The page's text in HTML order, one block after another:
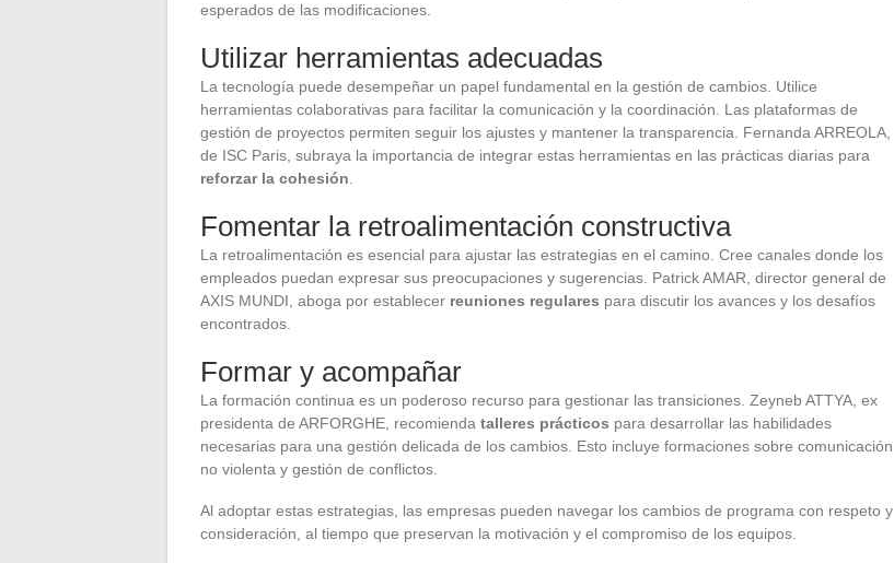
esperados de las modificaciones.
Utilizar herramientas adecuadas
La tecnología puede desempeñar un papel fundamental en la gestión de cambios. Utilice
herramientas colaborativas para facilitar la comunicación y la coordinación. Las plataformas de
gestión de proyectos permiten seguir los ajustes y mantener la transparencia. Fernanda ARREOLA,
de ISC Paris, subraya la importancia de integrar estas herramientas en las prácticas diarias para
reforzar la cohesión
Fomentar la retroalimentación constructiva
La retroalimentación es esencial para ajustar las estrategias en el camino. Cree canales donde los
empleados puedan expresar sus preocupaciones y sugerencias. Patrick AMAR, director general de
AXIS MUNDI, aboga por establecer reuniones regulares para discutir los avances y los desafíos
encontrados.
Formar y acompañar
La formación continua es un poderoso recurso para gestionar las transiciones. Zeyneb ATTYA, ex
presidenta de ARFORGHE, recomienda talleres prácticos para desarrollar las habilidades
necesarias para una gestión delicada de los cambios. Esto incluye formaciones sobre comunicación
no violenta y gestión de conflictos.
Al adoptar estas estrategias, las empresas pueden navegar los cambios de programa con respeto y
consideración, al tiempo que preservan la motivación y el compromiso de los equipos.